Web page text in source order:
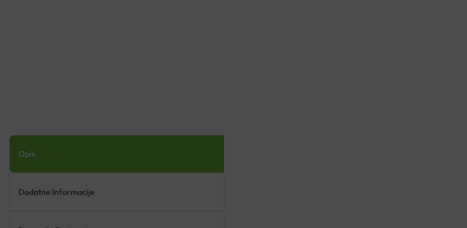
Opis
Dodatne Informacije